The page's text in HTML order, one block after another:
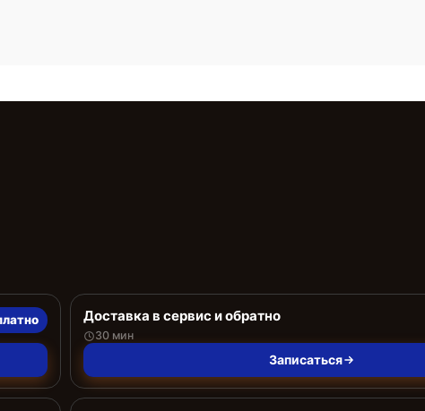
Доставка в сервис и обратно
30 мин
Записаться